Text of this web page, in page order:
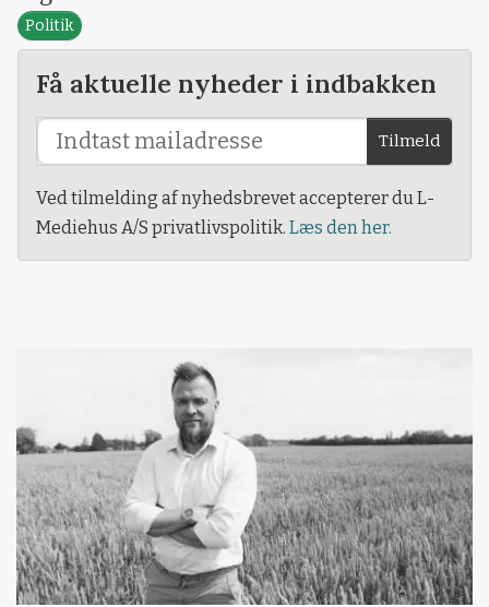
Politik
Få aktuelle nyheder i indbakken
Tilmeld
Ved tilmelding af nyhedsbrevet accepterer du L-
Mediehus A/S privatlivspolitik. Læs den her.